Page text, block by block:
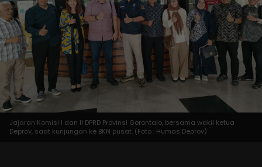
Jajaran Komisi I dan II DPRD Provinsi Gorontalo, bersama wakil ketua
Deprov, saat kunjungan ke BKN pusat. (Foto : Humas Deprov)